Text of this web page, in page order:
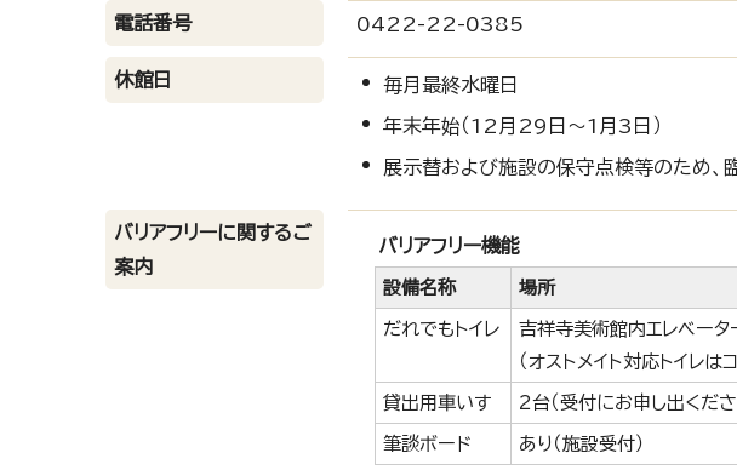
電話番号 0422-22-0385
休館日 毎月最終水曜日
年末年始（12月29日～1月3日）
展示替および施設の保守点検等のため、
バリアフリーに関するご
案内
バリアフリー機能
設備名称 場所
だれでもトイレ
吉祥寺美術館内エレベータ
（オストメイト対応トイレ
貸出用車いす 2台（受付にお申し出くださ
筆談ボード あり（施設受付）